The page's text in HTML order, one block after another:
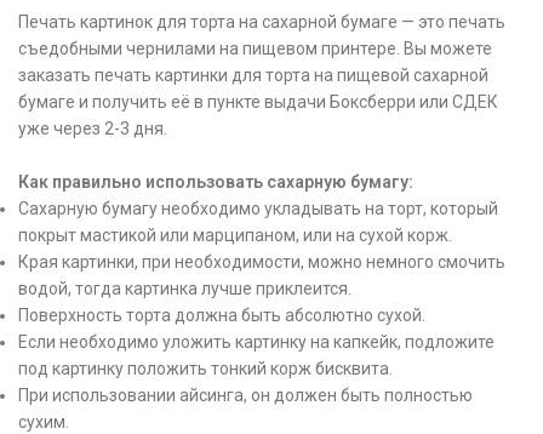
Печать картинок для торта на сахарной бумаге — это печать
съедобными чернилами на пищевом принтере. Вы можете
заказать печать картинки для торта на пищевой сахарной
бумаге и получить её в пункте выдачи Боксберри или СДЕК
уже через 2-3 дня.
Как правильно использовать сахарную бумагу:
Сахарную бумагу необходимо укладывать на торт, который
покрыт мастикой или марципаном, или на сухой корж.
Края картинки, при необходимости, можно немного смочить
водой, тогда картинка лучше приклеится.
Поверхность торта должна быть абсолютно сухой.
Если необходимо уложить картинку на капкейк, подложите
под картинку положить тонкий корж бисквита.
При использовании айсинга, он должен быть полностью
сухим.